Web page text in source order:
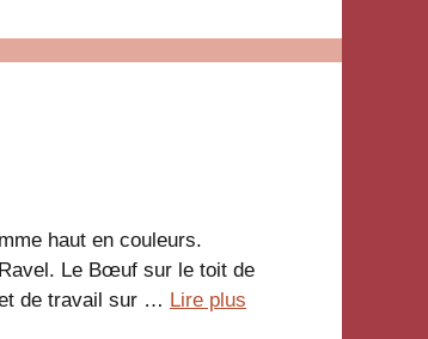
haut en couleurs.
Le Bœuf sur le toit de
de travail sur … Lire plus